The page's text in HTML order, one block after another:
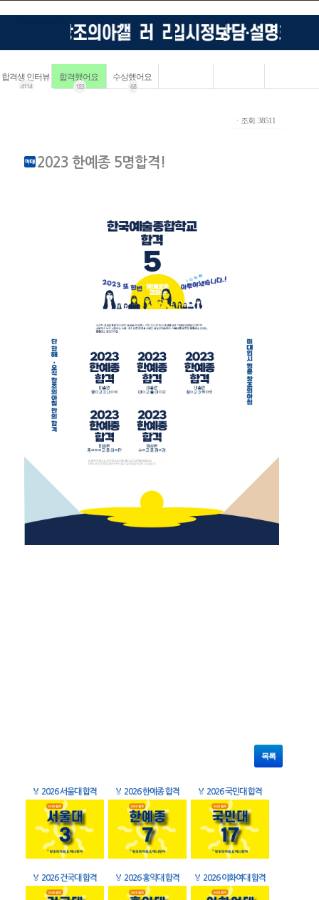
합격생 인터뷰
4114
합격했어요
183
수상했어요
68
ㆍ조회: 38511
2023 한예종 5명합격!
목록
🏅 2026 서울대 합격 🏅 2026 한예종 합격 🏅 2026 국민대 합격
🏅 2026 건국대 합격 🏅 2026 홍익대 합격 🏅 2026 이화여대 합격